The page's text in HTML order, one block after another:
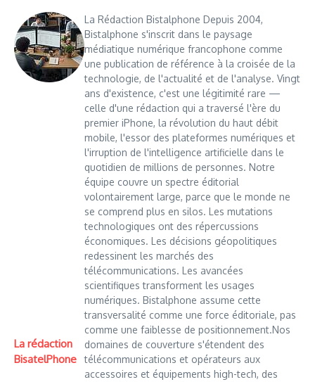
La rédaction
BisatelPhone
La Rédaction Bistalphone Depuis 2004,
Bistalphone s'inscrit dans le paysage
médiatique numérique francophone comme
une publication de référence à la croisée de la
technologie, de l'actualité et de l'analyse. Vingt
ans d'existence, c'est une légitimité rare —
celle d'une rédaction qui a traversé l'ère du
premier iPhone, la révolution du haut débit
mobile, l'essor des plateformes numériques et
l'irruption de l'intelligence artificielle dans le
quotidien de millions de personnes. Notre
équipe couvre un spectre éditorial
volontairement large, parce que le monde ne
se comprend plus en silos. Les mutations
technologiques ont des répercussions
économiques. Les décisions géopolitiques
redessinent les marchés des
télécommunications. Les avancées
scientifiques transforment les usages
numériques. Bistalphone assume cette
transversalité comme une force éditoriale, pas
comme une faiblesse de positionnement.Nos
domaines de couverture s'étendent des
télécommunications et opérateurs aux
accessoires et équipements high-tech, des